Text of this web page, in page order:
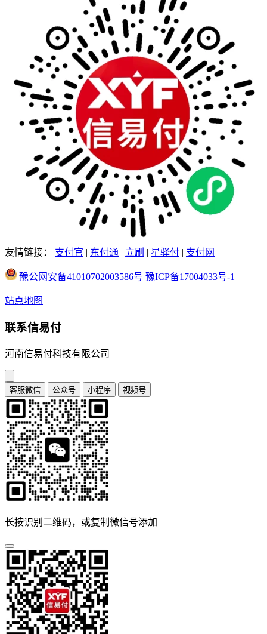
友情链接： 支付官 | 东付通 | 立刷 | 星驿付 | 支付网
豫公网安备41010702003586号 豫ICP备17004033号-1
站点地图
联系信易付
河南信易付科技有限公司
客服微信 公众号 小程序 视频号
长按识别二维码，或复制微信号添加